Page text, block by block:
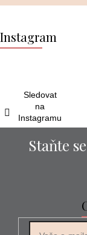
á
p
Instagram
Sledovat
na
Instagramu
Staňte